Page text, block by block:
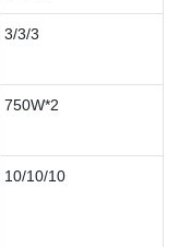
3/3/3
750W*2
10/10/10